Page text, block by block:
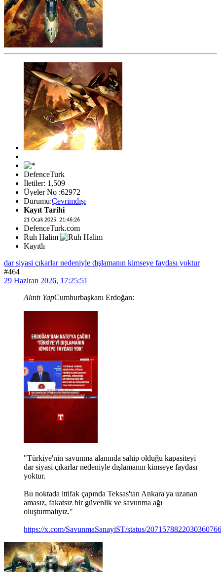
DefenceTurk
İletiler: 1,509
Üyeler No :62972
Durumu:Çevrimdışı
Kayıt Tarihi
21 Ocak 2025, 21:46:26
DefenceTurk.com
Ruh Halim
Kayıtlı
dar siyasi çıkarlar nedeniyle dışlamanın kimseye faydası yoktur
#464
29 Haziran 2026, 17:25:51
Alıntı YapCumhurbaşkanı Erdoğan:
"Türkiye'nin savunma alanında sahip olduğu kapasiteyi
dar siyasi çıkarlar nedeniyle dışlamanın kimseye faydası
yoktur.
Bu noktada ittifak çapında Teksas'tan Ankara'ya uzanan
amasız, fakatsız bir güvenlik ve savunma ağı
oluşturmalıyız."
https://x.com/SavunmaSanayiST/status/2071578822030360766